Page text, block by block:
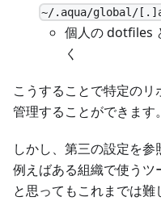
~/.aqua/global/
個人の dotfiles
く
こうすることで特定の
管理することができます。
しかし、第三の設定を参
例えばある組織で使うツ
と思ってもこれまでは難